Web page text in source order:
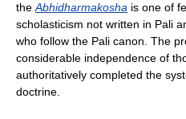
the Abhidharmakosha is one of
scholasticism not written in Pali
who follow the Pali canon. The
considerable independence of
authoritatively completed the
doctrine.